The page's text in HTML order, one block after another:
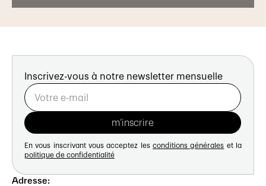
Inscrivez-vous à notre newsletter mensuelle
En vous inscrivant vous acceptez les conditions générales et la
politique de confidentialité
Adresse: